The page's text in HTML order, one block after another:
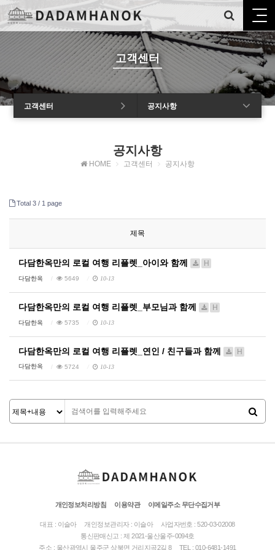
고객센터
고객센터 공지사항
공지사항
HOME 고객센터 공지사항
Total 3 / 1 page
제목
다담한옥만의 로컬 여행 리플렛_아이와 함께 H
다담한옥 5649 10-13
다담한옥만의 로컬 여행 리플렛_부모님과 함께 H
다담한옥 5735 10-13
다담한옥만의 로컬 여행 리플렛_연인 / 친구들과 함께 H
다담한옥 5724 10-13
개인정보처리방침 이용약관 이메일주소 무단수집거부
대표 : 이슬아 개인정보관리자 : 이슬아
사업자번호 : 520-03-02008
통신판매신고 : 제 2021-울산울주-0094호
주소 : 울산광역시 울주군 상북면 거리지곡2길 8
TEL : 010-6481-1491